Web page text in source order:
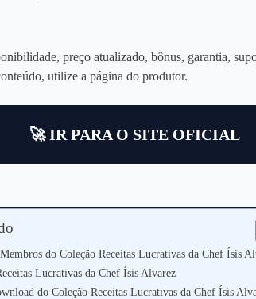
preço atualizado, bônus, garantia,
utilize a página do produtor.
🚀 IR PARA O SITE OFICIAL
do Coleção Receitas Lucrativas da Chef Ísis
Lucrativas da Chef Ísis Alvarez
do Coleção Receitas Lucrativas da Chef Ísis